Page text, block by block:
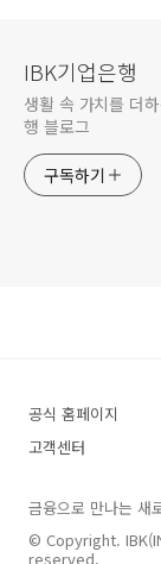
IBK기업은행
생활 속 가치를 더
행 블로그
구독하기
공식 홈페이지
고객센터
금융으로 만나는 새
© Copyright.
reserved.